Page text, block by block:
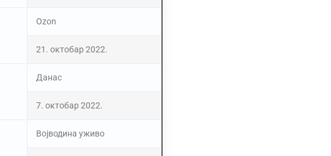
Ozon
21. октобар 2022.
Данас
7. октобар 2022.
Војводина уживо